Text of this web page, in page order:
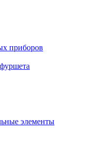
приборов
элементы